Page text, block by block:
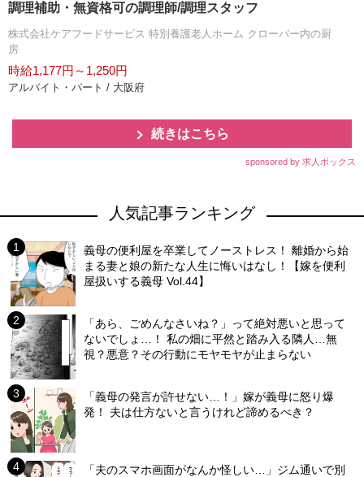
調理補助・無資格可の調理師/調理スタッフ
株式会社ケアフードサービス 特別養護老人ホーム クローバー内の厨
房
時給1,177円～1,250円
アルバイト・パート / 大阪府
続きはこちら
sponsored by 求人ボックス
人気記事ランキング
義母の便利屋を卒業してノーストレス！ 離婚から始
まる妻と娘の新たな人生に悔いはなし！【嫁を便利
屋扱いする義母 Vol.44】
「あら、ごめんなさいね？」って絶対悪いと思って
ないでしょ…！ 私の畑に平然と踏み入る隣人…無
視？悪意？その行動にモヤモヤが止まらない
「義母の発言が許せない…！」嫁が義母に怒り爆
発！ 夫は仕方ないと言うけれど諦めるべき？
「夫のスマホ画面がなんか怪しい…」ジム通いで別